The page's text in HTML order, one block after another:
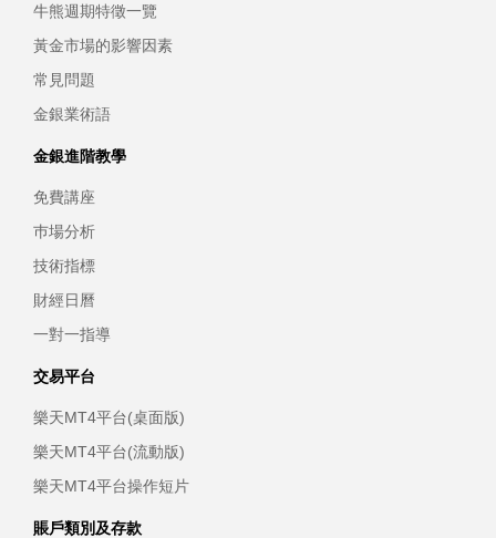
牛熊週期特徵一覽
黃金市場的影響因素
常見問題
金銀業術語
金銀進階教學
免費講座
巿場分析
技術指標
財經日曆
一對一指導
交易平台
樂天MT4平台(桌面版)
樂天MT4平台(流動版)
樂天MT4平台操作短片
賬戶類別及存款